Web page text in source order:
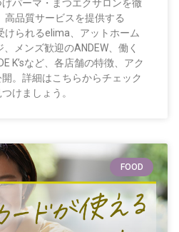
パーマ・まつエクサロンを徹
高品質サービスを提供する
けられるelima、アットホーム
メンズ歓迎のANDEW、働く
K’sなど、各店舗の特徴、アク
。詳細はこちらからチェック
けましょう。
FOOD